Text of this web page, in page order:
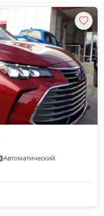
Автоматический